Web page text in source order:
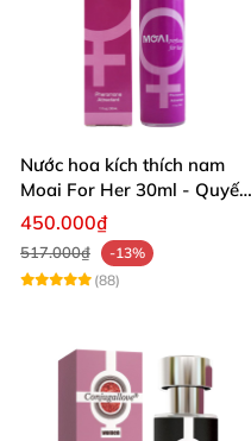
Nước hoa kích thích nam
Moai For Her 30ml - Quyến
rũ thăng hoa
450.000₫
517.000₫
-13%
(88)